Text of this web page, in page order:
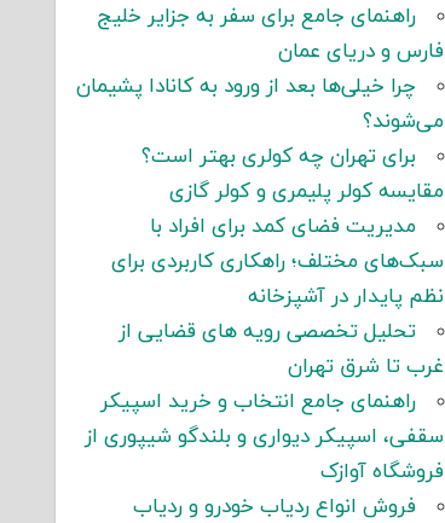
راهنمای جامع برای سفر به جزایر خلیج
فارس و دریای عمان
چرا خیلی‌ها بعد از ورود به کانادا پشیمان
می‌شوند؟
برای تهران چه کولری بهتر است؟
مقایسه کولر پلیمری و کولر گازی
مدیریت فضای کمد برای افراد با
سبک‌های مختلف؛ راهکاری کاربردی برای
نظم پایدار در آشپزخانه
تحلیل تخصصی رویه های قضایی از
غرب تا شرق تهران
راهنمای جامع انتخاب و خرید اسپیکر
سقفی، اسپیکر دیواری و بلندگو شیپوری از
فروشگاه آوازک
فروش انواع ردیاب خودرو و ردیاب